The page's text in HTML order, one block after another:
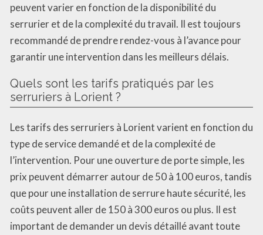
peuvent varier en fonction de la disponibilité du
serrurier et de la complexité du travail. Il est toujours
recommandé de prendre rendez-vous à l’avance pour
garantir une intervention dans les meilleurs délais.
Quels sont les tarifs pratiqués par les
serruriers à Lorient ?
Les tarifs des serruriers à Lorient varient en fonction du
type de service demandé et de la complexité de
l’intervention. Pour une ouverture de porte simple, les
prix peuvent démarrer autour de 50 à 100 euros, tandis
que pour une installation de serrure haute sécurité, les
coûts peuvent aller de 150 à 300 euros ou plus. Il est
important de demander un devis détaillé avant toute